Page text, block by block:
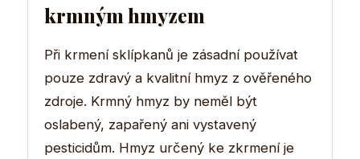
krmným hmyzem
Při krmení sklípkanů je zásadní používat
pouze zdravý a kvalitní hmyz z ověřeného
zdroje. Krmný hmyz by neměl být
oslabený, zapařený ani vystavený
pesticidům. Hmyz určený ke zkrmení je